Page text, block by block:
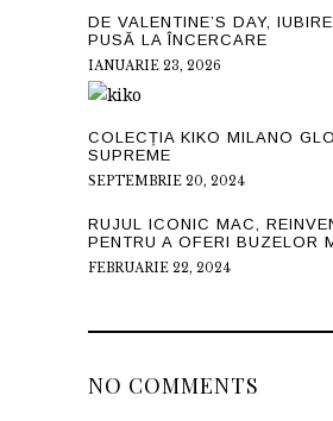
DE VALENTINE’S DAY,
PUSĂ LA ÎNCERCARE
IANUARIE 23, 2026
COLECȚIA KIKO MILANO
SUPREME
SEPTEMBRIE 20, 2024
RUJUL ICONIC MAC,
PENTRU A OFERI BUZELOR
FEBRUARIE 22, 2024
NO COMMENTS